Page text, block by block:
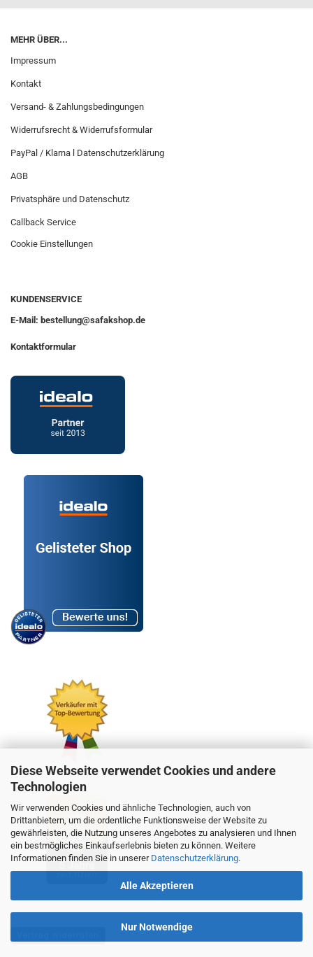
Diese Webseite verwendet Cookies und andere
Technologien
Wir verwenden Cookies und ähnliche Technologien, auch von
Drittanbietern, um die ordentliche Funktionsweise der Website zu
gewährleisten, die Nutzung unseres Angebotes zu analysieren und Ihnen
ein bestmögliches Einkaufserlebnis bieten zu können. Weitere
Informationen finden Sie in unserer Datenschutzerklärung.
Alle Akzeptieren
Nur Notwendige
MEHR ÜBER...
Impressum
Kontakt
Versand- & Zahlungsbedingungen
Widerrufsrecht & Widerrufsformular
PayPal / Klarna l Datenschutzerklärung
AGB
Privatsphäre und Datenschutz
Callback Service
Cookie Einstellungen
KUNDENSERVICE
E-Mail: bestellung@safakshop.de
Kontaktformular